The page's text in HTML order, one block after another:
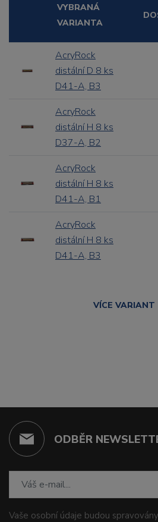
VYBRANÁ
VARIANTA
AcryRock
distální D 8 ks
D41-A, B3
AcryRock
distální H 8 ks
D37-A, B2
AcryRock
distální H 8 ks
D41-A, B1
AcryRock
distální H 8 ks
D41-A, B3
VÍCE VARIANT
ODBĚR
Vaše osobní údaje budou